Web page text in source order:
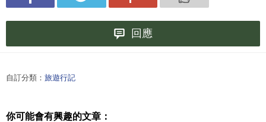
回應
自訂分類： 旅遊行記
你可能會有興趣的文章：